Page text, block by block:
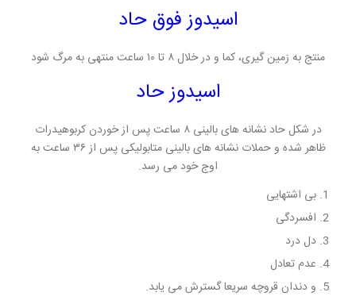
اسیدوز فوق حاد
منتج به زمین گیری، کما و در خلال ۸ تا ۱۰ ساعت منتهی به مرگ شود
اسیدوز حاد
در شکل حاد نشانه های بالینی ۸ ساعت پس از خوردن کربوهیدرات
ظاهر شده و حملات نشانه های بالینی متابولیکی پس از ۳۶ ساعت به
اوج خود می رسد.
بی اشتهایی
افسردگی
دل درد
عدم تعادل
و دندان قروچه سریعا گسترش می یابد.